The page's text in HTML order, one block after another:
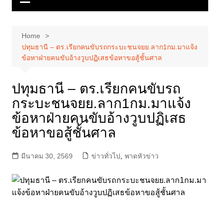
Home
ปทุมธานี – ตร.เรียกคนขับรถกระบะชนจยย.ลาก1กม.มาแจ้ง
ข้อหาฝ่ายคนขับอ้างวูบปฏิเสธข้อหาขอสู้ชั้นศาล
ปทุมธานี – ตร.เรียกคนขับรถ
กระบะชนจยย.ลาก1กม.มาแจ้ง
ข้อหาฝ่ายคนขับอ้างวูบปฏิเสธ
ข้อหาขอสู้ชั้นศาล
มีนาคม 30, 2569 ข่าวทั่วไป พาดหัวข่าว